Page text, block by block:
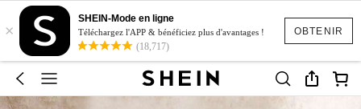
OBTENIR
×
SHEIN-Mode en ligne
Téléchargez l'APP & bénéficiez plus d'avantages !
(18,717)